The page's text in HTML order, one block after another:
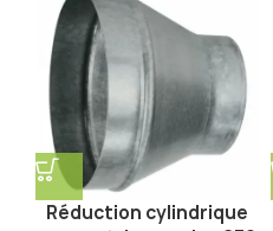
Réduction cylindrique